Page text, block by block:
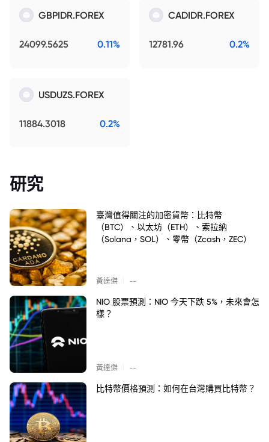
GBPIDR.FOREX
24099.5625 0.11%
CADIDR.FOREX
12781.96 0.2%
USDUZS.FOREX
11884.3018 0.2%
研究
臺灣值得關注的加密貨幣：比特幣
（BTC）、以太坊（ETH）、索拉納
（Solana，SOL）、零幣（Zcash，ZEC）
黃達傑 --
NIO 股票預測：NIO 今天下跌 5%，未來會怎
樣？
黃達傑 --
比特幣價格預測：如何在台灣購買比特幣？